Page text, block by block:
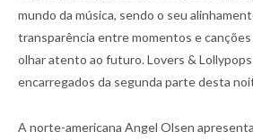
mundo da música, sendo o seu
transparência entre momentos e canções
olhar atento ao futuro. Lovers &
encarregados da segunda parte desta
A norte-americana Angel Olsen